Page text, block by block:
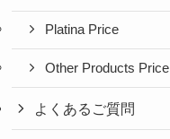
Platina Price
Other Products Price
よくあるご質問